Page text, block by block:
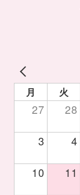
月 火
27 28
3 4
10 11